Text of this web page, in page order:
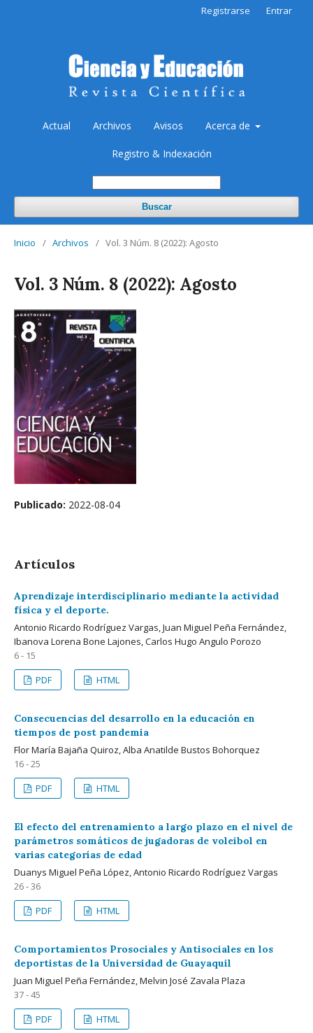
Actual Archivos Avisos Acerca de
Registro & Indexación
Buscar
Registrarse Entrar
Inicio / Archivos / Vol. 3 Núm. 8 (2022): Agosto
Vol. 3 Núm. 8 (2022): Agosto
Publicado: 2022-08-04
Artículos
Aprendizaje interdisciplinario mediante la actividad
física y el deporte.
Antonio Ricardo Rodríguez Vargas, Juan Miguel Peña Fernández,
Ibanova Lorena Bone Lajones, Carlos Hugo Angulo Porozo
6 - 15
PDF
HTML
Consecuencias del desarrollo en la educación en
tiempos de post pandemia
Flor María Bajaña Quiroz, Alba Anatilde Bustos Bohorquez
16 - 25
PDF
HTML
El efecto del entrenamiento a largo plazo en el nivel de
parámetros somáticos de jugadoras de voleibol en
varias categorías de edad
Duanys Miguel Peña López, Antonio Ricardo Rodríguez Vargas
26 - 36
PDF
HTML
Comportamientos Prosociales y Antisociales en los
deportistas de la Universidad de Guayaquil
Juan Miguel Peña Fernández, Melvin José Zavala Plaza
37 - 45
PDF
HTML